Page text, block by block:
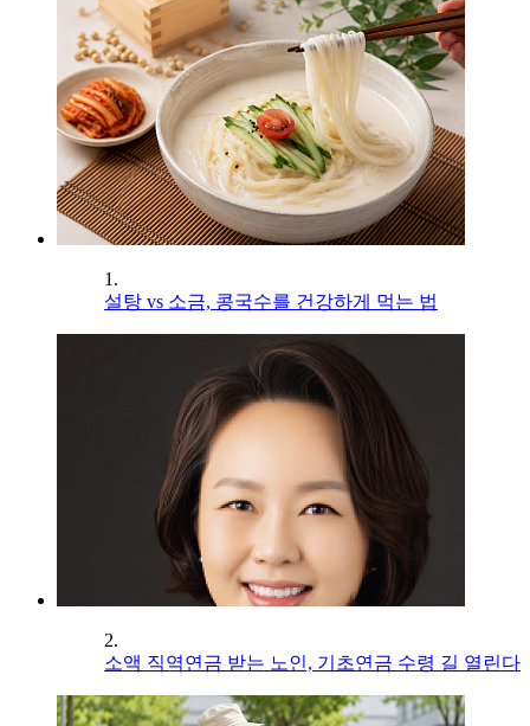
1.
설탕 vs 소금, 콩국수를 건강하게 먹는 법
2.
소액 직역연금 받는 노인, 기초연금 수령 길 열린다